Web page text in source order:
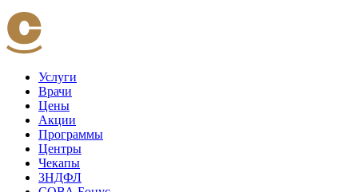
Услуги
Врачи
Цены
Акции
Программы
Центры
Чекапы
3НДФЛ